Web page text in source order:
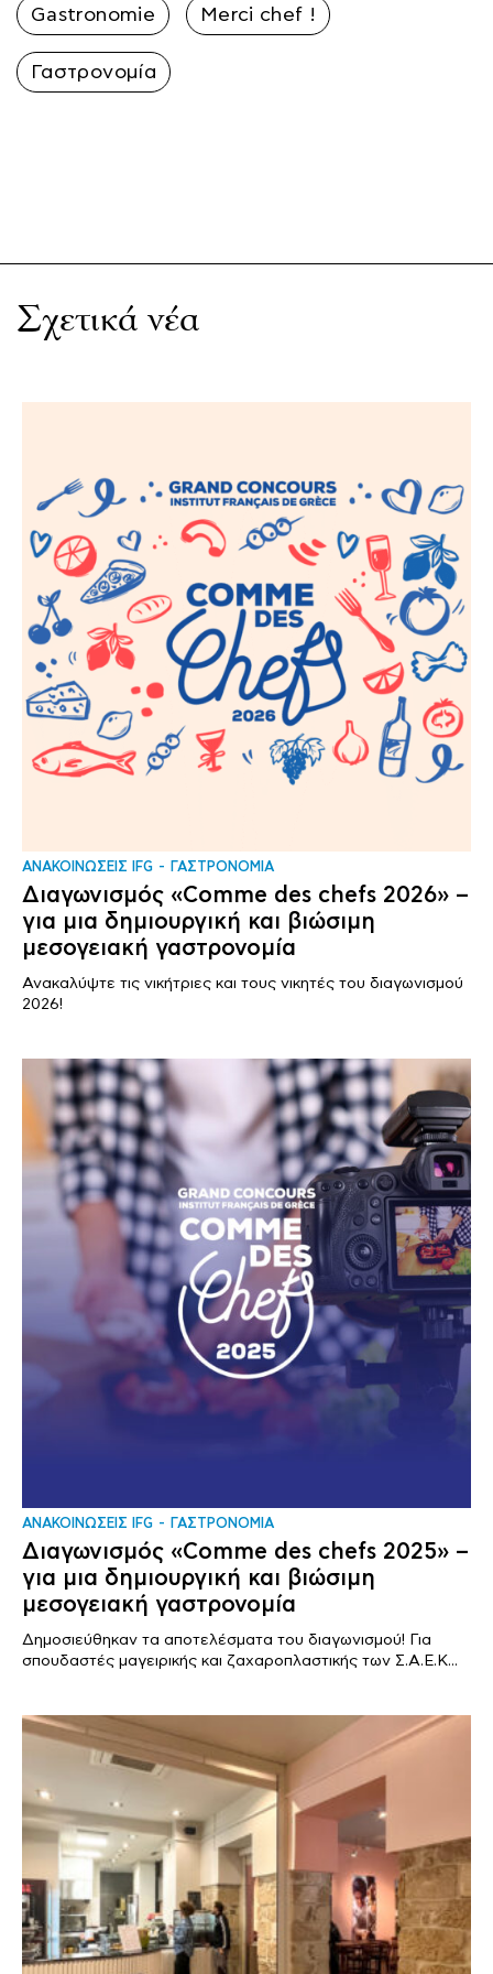
Gastronomie Merci chef !
Γαστρονομία
Σχετικά νέα
ΑΝΑΚΟΙΝΩΣΕΙΣ IFG ΓΑΣΤΡΟΝΟΜΙΑ
Διαγωνισμός «Comme des chefs 2026» –
για μια δημιουργική και βιώσιμη
μεσογειακή γαστρονομία
Ανακαλύψτε τις νικήτριες και τους νικητές του διαγωνισμού
2026!
ΑΝΑΚΟΙΝΩΣΕΙΣ IFG ΓΑΣΤΡΟΝΟΜΙΑ
Διαγωνισμός «Comme des chefs 2025» –
για μια δημιουργική και βιώσιμη
μεσογειακή γαστρονομία
Δημοσιεύθηκαν τα αποτελέσματα του διαγωνισμού! Για
σπουδαστές μαγειρικής και ζαχαροπλαστικής των Σ.Α.Ε.Κ...